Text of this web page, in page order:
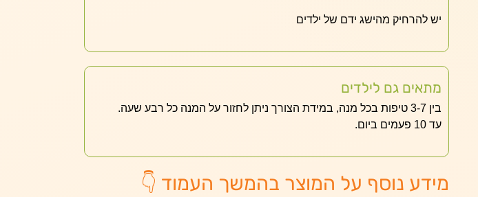
יש להרחיק מהישג ידם של ילדים
מתאים גם לילדים
בין 3-7 טיפות בכל מנה, במידת הצורך ניתן לחזור על המנה כל רבע שעה.
עד 10 פעמים ביום.
מידע נוסף על המוצר בהמשך העמוד 👇